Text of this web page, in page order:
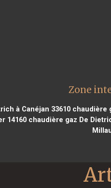
Zone
à Canéjan 33610 chaudière
14160 chaudière gaz De